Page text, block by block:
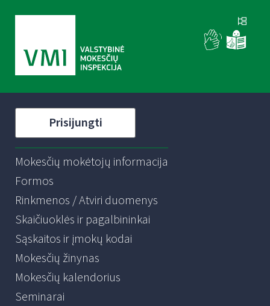
Prisijungti
Mokesčių mokėtojų informacija
Formos
Rinkmenos / Atviri duomenys
Skaičiuoklės ir pagalbininkai
Sąskaitos ir įmokų kodai
Mokesčių žinynas
Mokesčių kalendorius
Seminarai